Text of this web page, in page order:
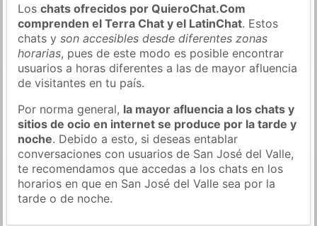
Loschats ofrecidos por QuieroChat.Com
comprenden el Terra Chat y el LatinChat. Estos
chats yson accesibles desde diferentes zonas
horarias, pues de este modo es posible encontrar
usuarios a horas diferentes a las de mayor afluencia
de visitantes en tu país.
Por norma general, la mayor afluencia a los chats y
sitios de ocio en internet se produce por la tarde y
noche. Debido a esto, si deseas entablar
conversaciones con usuarios de San José del Valle,
te recomendamos que accedas a los chats en los
horarios en que en San José del Valle sea por la
tarde o de noche.